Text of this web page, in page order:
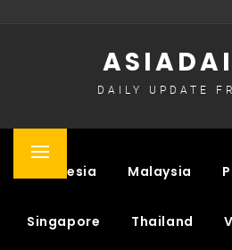
DAILY UPDATE
Primary
Indonesia Malaysia
Singapore Thailand